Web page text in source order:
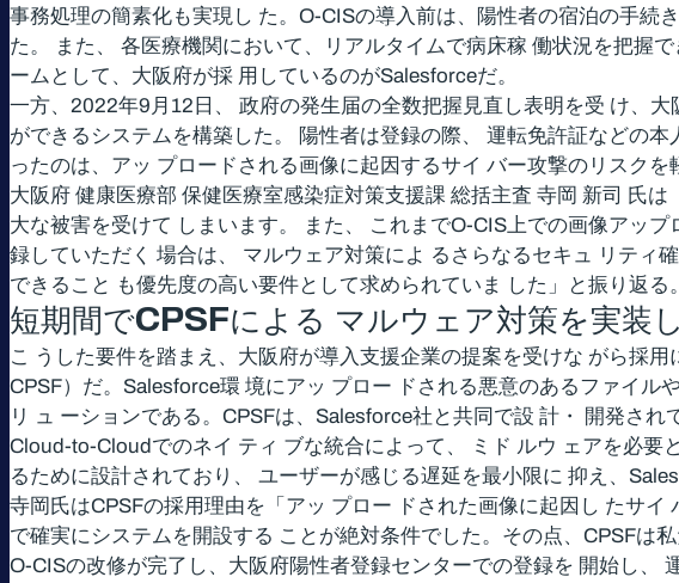
事務処理の簡素化も実現し た。O-CISの導入前は、陽性者の宿泊の手続
た。 また、 各医療機関において、リアルタイムで病床稼 働状況を把握
ームとして、大阪府が採 用しているのがSalesforceだ。
一方、2022年9月12日、 政府の発生届の全数把握見直し表明を受 け、
ができるシステムを構築した。 陽性者は登録の際、 運転免許証などの
ったのは、アッ プロードされる画像に起因するサイ バー攻撃のリスクを
大阪府 健康医療部 保健医療室感染症対策支援課 総括主査 寺岡 新司 氏
大な被害を受けて しまいます。 また、 これまでO-CIS上での画像アッ
録していただく 場合は、 マルウェア対策によ るさらなるセキュ リティ
できること も優先度の高い要件として求められていま した」と振り返る。
短期間でCPSFによる マルウェア対策を実装
こ うした要件を踏まえ、大阪府が導入支援企業の提案を受けな がら採
CPSF）だ。Salesforce環 境にアッ プロー ドされる悪意のあるファイ
リ ュ ーションである。CPSFは、Salesforce社と共同で設 計・ 開発さ
Cloud-to-Cloudでのネイ ティ ブな統合によって、 ミド ルウ ェアを必
るために設計されており、 ユーザーが感じる遅延を最小限に 抑え、
寺岡氏はCPSFの採用理由を「アッ プロー ドされた画像に起因し たサ
で確実にシステムを開設する ことが絶対条件でした。その点、CPSFは
O-CISの改修が完了し、大阪府陽性者登録センターでの登録を 開始し、